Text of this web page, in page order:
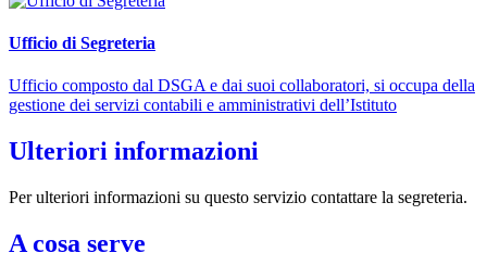
Ufficio di Segreteria
Ufficio composto dal DSGA e dai suoi collaboratori, si occupa della
gestione dei servizi contabili e amministrativi dell’Istituto
Ulteriori informazioni
Per ulteriori informazioni su questo servizio contattare la segreteria.
A cosa serve